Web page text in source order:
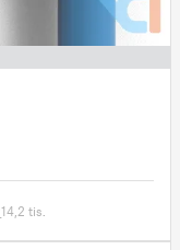
14,2 tis.